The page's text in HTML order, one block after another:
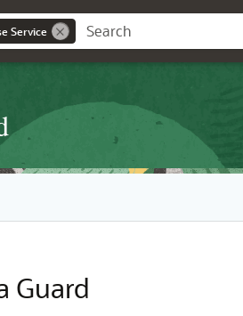
Service
Guard